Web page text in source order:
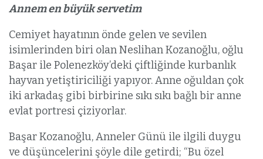
Annem en büyük servetim
Cemiyet hayatının önde gelen ve sevilen
isimlerinden biri olan Neslihan Kozanoğlu, oğlu
Başar ile Polenezköy’deki çiftliğinde kurbanlık
hayvan yetiştiriciliği yapıyor. Anne oğuldan çok
iki arkadaş gibi birbirine sıkı sıkı bağlı bir anne
evlat portresi çiziyorlar.
Başar Kozanoğlu, Anneler Günü ile ilgili duygu
ve düşüncelerini şöyle dile getirdi; “Bu özel